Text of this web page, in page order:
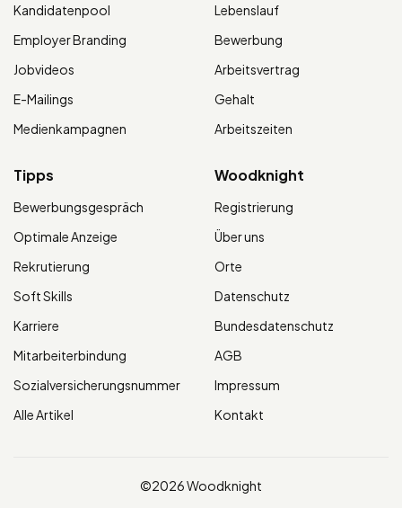
Kandidatenpool
Employer Branding
Jobvideos
E-Mailings
Medienkampagnen
Lebenslauf
Bewerbung
Arbeitsvertrag
Gehalt
Arbeitszeiten
Tipps
Bewerbungsgespräch
Optimale Anzeige
Rekrutierung
Soft Skills
Karriere
Mitarbeiterbindung
Sozialversicherungsnummer
Alle Artikel
Woodknight
Registrierung
Über uns
Orte
Datenschutz
Bundesdatenschutz
AGB
Impressum
Kontakt
©2026 Woodknight